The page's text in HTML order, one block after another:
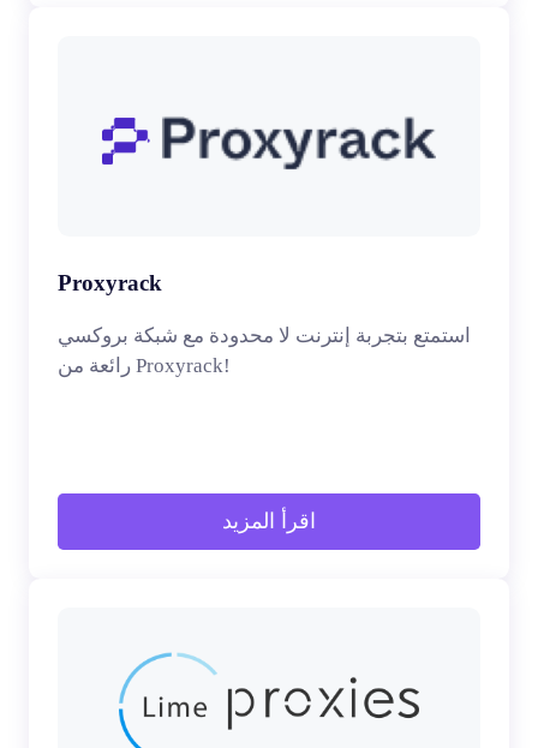
Proxyrack
استمتع بتجربة إنترنت لا محدودة مع شبكة بروكسي
رائعة من Proxyrack!
اقرأ المزيد